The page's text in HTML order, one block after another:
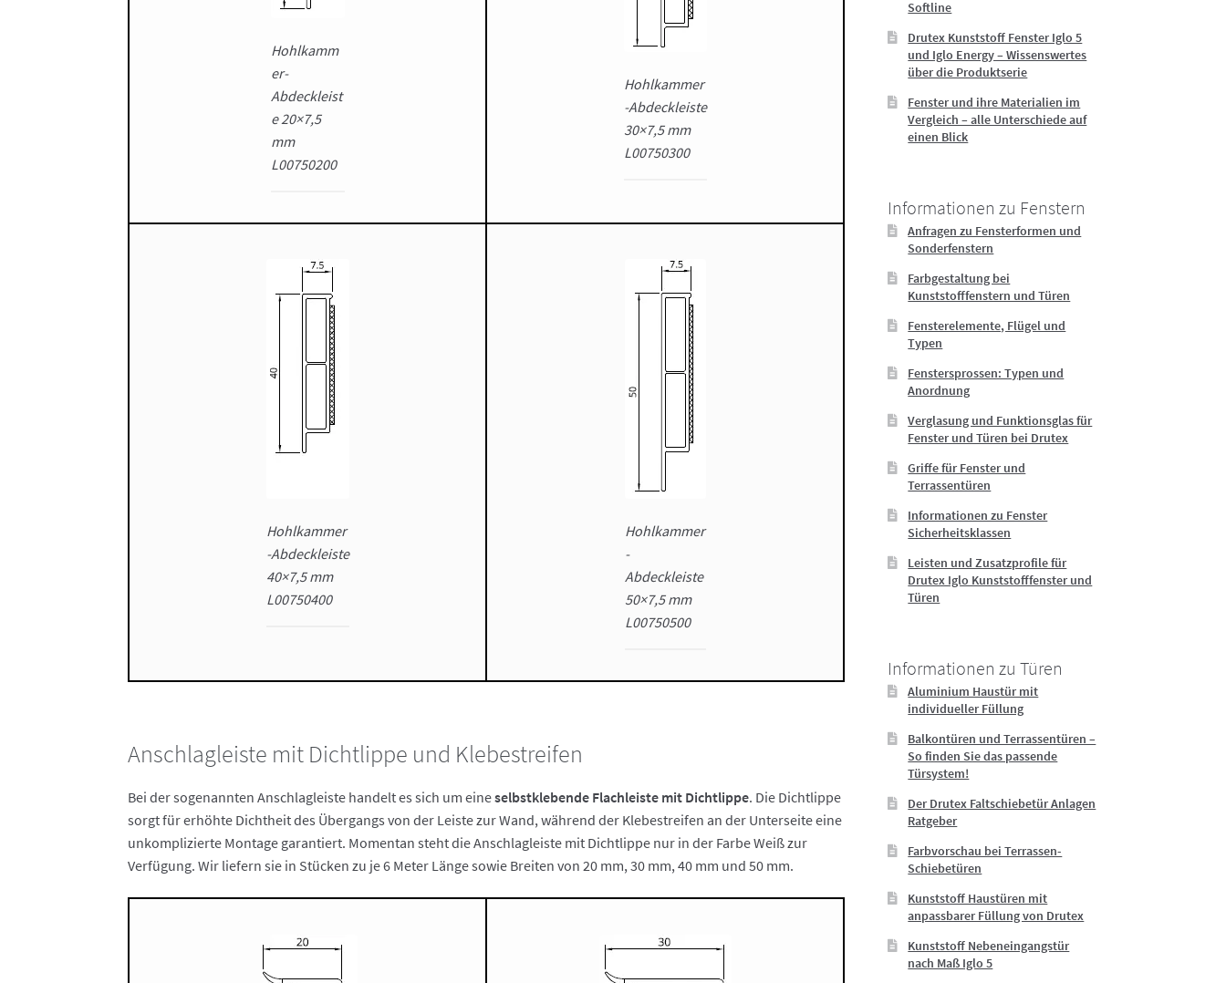
Hohlkamm
er-
Abdeckleist
e 20×7,5
mm
L00750200
Hohlkammer
-Abdeckleiste
30×7,5 mm
L00750300
Hohlkammer
-Abdeckleiste
40×7,5 mm
L00750400
Hohlkammer
-
Abdeckleiste
50×7,5 mm
L00750500
Anschlagleiste mit Dichtlippe und Klebestreifen
Bei der sogenannten Anschlagleiste handelt es sich um eineselbstklebende Flachleiste mit Dichtlippe. Die Dichtlippe
sorgt für erhöhte Dichtheit des Übergangs von der Leiste zur Wand, während der Klebestreifen an der Unterseite eine
unkomplizierte Montage garantiert. Momentan steht die Anschlagleiste mit Dichtlippe nur in der Farbe Weiß zur
Verfügung. Wir liefern sie in Stücken zu je 6 Meter Länge sowie Breiten von 20 mm, 30 mm, 40 mm und 50 mm.
Softline
Drutex Kunststoff Fenster Iglo 5
und Iglo Energy – Wissenswertes
über die Produktserie
Fenster und ihre Materialien im
Vergleich – alle Unterschiede auf
einen Blick
Informationen zu Fenstern
Anfragen zu Fensterformen und
Sonderfenstern
Farbgestaltung bei
Kunststofffenstern und Türen
Fensterelemente, Flügel und
Typen
Fenstersprossen: Typen und
Anordnung
Verglasung und Funktionsglas für
Fenster und Türen bei Drutex
Griffe für Fenster und
Terrassentüren
Informationen zu Fenster
Sicherheitsklassen
Leisten und Zusatzprofile für
Drutex Iglo Kunststofffenster und
Türen
Informationen zu Türen
Aluminium Haustür mit
individueller Füllung
Balkontüren und Terrassentüren –
So finden Sie das passende
Türsystem!
Der Drutex Faltschiebetür Anlagen
Ratgeber
Farbvorschau bei Terrassen-
Schiebetüren
Kunststoff Haustüren mit
anpassbarer Füllung von Drutex
Kunststoff Nebeneingangstür
nach Maß Iglo 5